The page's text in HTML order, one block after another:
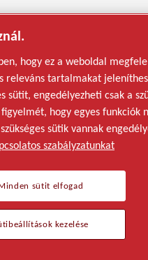
hogy ez a weboldal
releváns tartalmakat
sütit, engedélyezheti csak a
hogy egyes funkciók
sütik vannak
szabályzatunkat
sütit elfogad
kezelése